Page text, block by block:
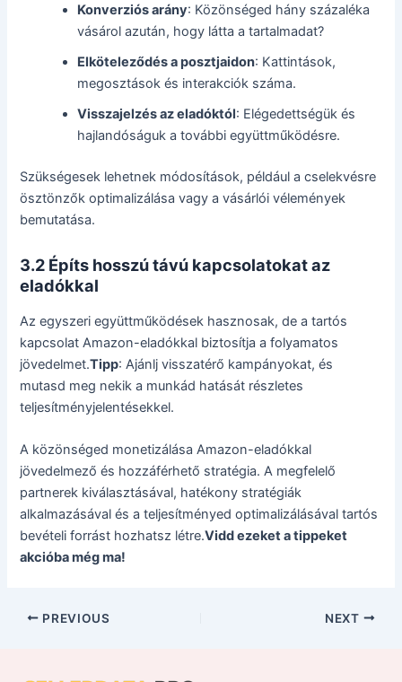
Konverziós arány: Közönséged hány százaléka
vásárol azután, hogy látta a tartalmadat?
Elköteleződés a posztjaidon: Kattintások,
megosztások és interakciók száma.
Visszajelzés az eladóktól: Elégedettségük és
hajlandóságuk a további együttműködésre.
Szükségesek lehetnek módosítások, például a cselekvésre
ösztönzők optimalizálása vagy a vásárlói vélemények
bemutatása.
3.2 Építs hosszú távú kapcsolatokat az
eladókkal
Az egyszeri együttműködések hasznosak, de a tartós
kapcsolat Amazon-eladókkal biztosítja a folyamatos
jövedelmet.Tipp: Ajánlj visszatérő kampányokat, és
mutasd meg nekik a munkád hatását részletes
teljesítményjelentésekkel.
A közönséged monetizálása Amazon-eladókkal
jövedelmező és hozzáférhető stratégia. A megfelelő
partnerek kiválasztásával, hatékony stratégiák
alkalmazásával és a teljesítményed optimalizálásával tartós
bevételi forrást hozhatsz létre.Vidd ezeket a tippeket
akcióba még ma!
PREVIOUS NEXT